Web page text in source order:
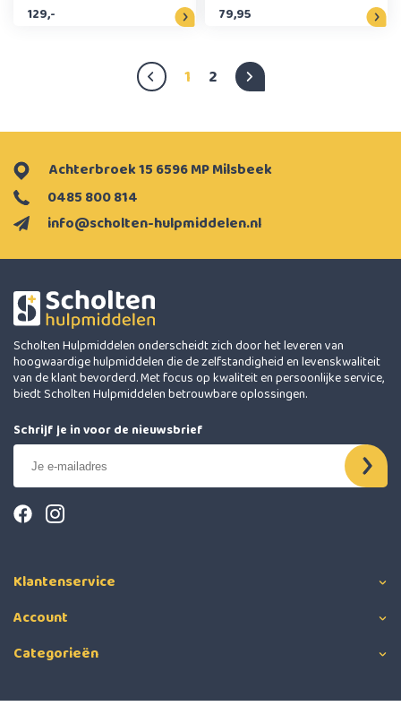
129,- 79,95
1 2
info@scholten-hulpmiddelen.nl
0485 800 814
Achterbroek 15 6596 MP Milsbeek
Scholten Hulpmiddelen onderscheidt zich door het leveren van
hoogwaardige hulpmiddelen die de zelfstandigheid en levenskwaliteit
van de klant bevorderd. Met focus op kwaliteit en persoonlijke service,
biedt Scholten Hulpmiddelen betrouwbare oplossingen.
Schrijf je in voor de nieuwsbrief
Klantenservice
Account
Categorieën